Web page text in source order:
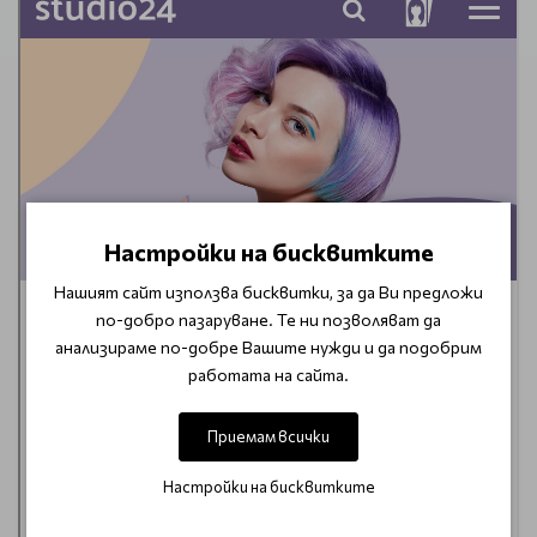
Настройки на бисквитките
Нашият сайт използва бисквитки, за да Ви предложи
по-добро пазаруване. Те ни позволяват да
анализираме по-добре Вашите нужди и да подобрим
работата на сайта.
Приемам всички
Настройки на бисквитките